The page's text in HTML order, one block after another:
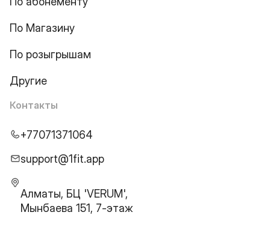
По Магазину
По розыгрышам
Другие
Контакты
+77071371064
support@1fit.app
Алматы, БЦ 'VERUM',
Мынбаева 151, 7-этаж